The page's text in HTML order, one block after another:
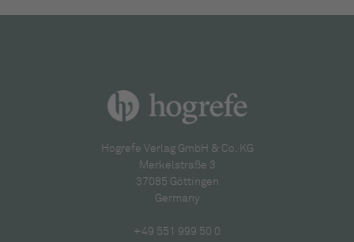
Hogrefe Verlag GmbH & Co. KG
Merkelstraße 3
37085 Göttingen
Germany
+49 551 999 50 0